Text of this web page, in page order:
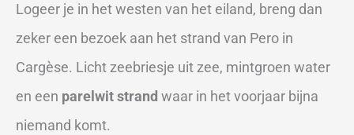
Logeer je in het westen van het eiland, breng dan
zeker een bezoek aan het strand van Pero in
Cargèse. Licht zeebriesje uit zee, mintgroen water
en een parelwit strand waar in het voorjaar bijna
niemand komt.